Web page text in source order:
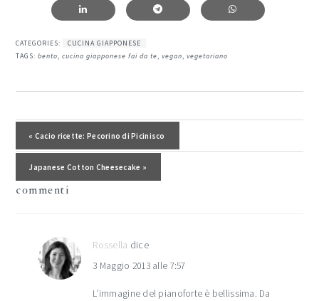
CATEGORIES:
CUCINA GIAPPONESE
TAGS:bento,cucina giapponese fai da te,vegan,vegetariano
Post precedente:
« Cacio ricette: Pecorino di Picinisco
Post successivo:
Japanese Cotton Cheesecake »
del
lettore
commenti
Rossella dice
3 Maggio 2013 alle 7:57
L’immagine del pianoforte è bellissima. Da